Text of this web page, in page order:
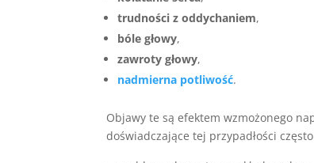
trudności z oddychaniem,
bóle głowy,
zawroty głowy,
nadmierna potliwość.
Objawy te są efektem wzmożonego
doświadczające tej przypadłości